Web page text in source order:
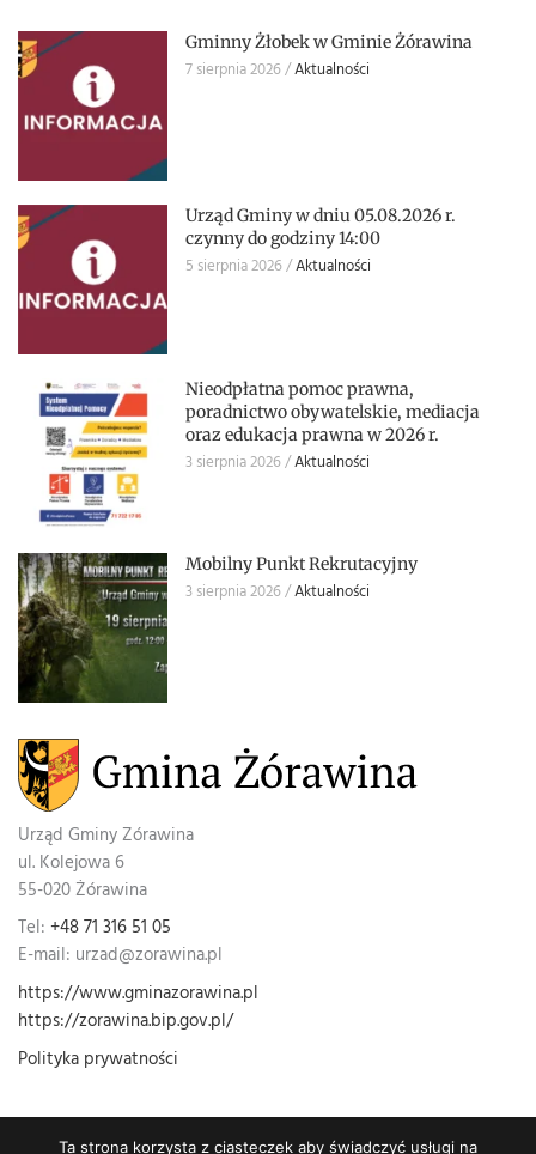
Gminny Żłobek w Gminie Żórawina
7 sierpnia 2026 Aktualności
Urząd Gminy w dniu 05.08.2026 r.
czynny do godziny 14:00
5 sierpnia 2026 Aktualności
Nieodpłatna pomoc prawna,
poradnictwo obywatelskie, mediacja
oraz edukacja prawna w 2026 r.
3 sierpnia 2026 Aktualności
Mobilny Punkt Rekrutacyjny
3 sierpnia 2026 Aktualności
Urząd Gminy Zórawina
ul. Kolejowa 6
55-020 Żórawina
Tel: +48 71 316 51 05
E-mail: urzad@zorawina.pl
https://www.gminazorawina.pl
https://zorawina.bip.gov.pl/
Polityka prywatności
Ta strona korzysta z ciasteczek aby świadczyć usługi na